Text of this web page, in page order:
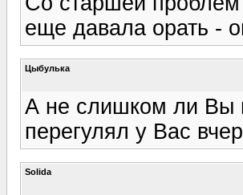
еще давала орать -
Цыбулька
А не слишком ли Вы
перегулял у Вас
Solida